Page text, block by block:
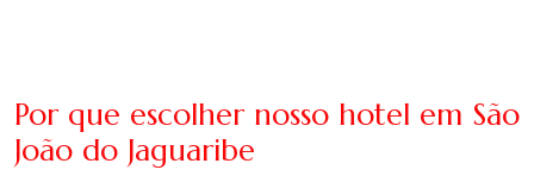
Por que escolher nosso hotel em São
João do Jaguaribe